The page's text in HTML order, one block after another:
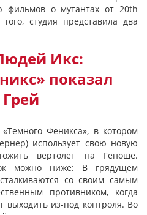
фильмов о мутантах от 20th
студия представила два
Икс:
показал
Феникса», в котором
использует свою новую
вертолет на Геноше.
можно ниже: В грядущем
со своим самым
противником, когда
из-под контроля. Во